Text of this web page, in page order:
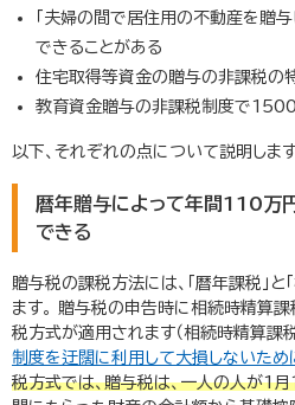
「夫婦の間で居住用の不動産を贈
できることがある
住宅取得等資金の贈与の非課税の
教育資金贈与の非課税制度で
以下、それぞれの点について説明します
暦年贈与によって年間110万
できる
贈与税の課税方法には、「暦年課税」と
ます。 贈与税の申告時に相続時精算
税方式が適用されます（相続時精算課
制度を迂闊に利用して大損しないため
税方式では、贈与税は、一人の人が1月